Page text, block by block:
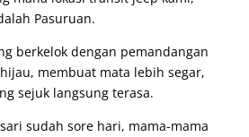
Pasuruan.
berkelok dengan pemandangan
membuat mata lebih segar,
sejuk langsung terasa.
sudah sore hari, mama-mama